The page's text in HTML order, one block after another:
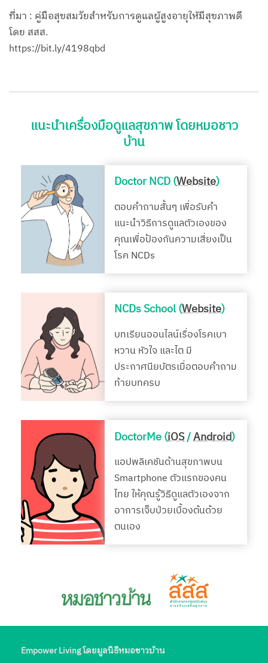
ที่มา : คู่มือสุขสมวัยสำหรับการดูแลผู้สูงอายุให้มีสุขภาพดี
โดย สสส.
https://bit.ly/4198qbd
แนะนำเครื่องมือดูแลสุขภาพ โดยหมอชาว
บ้าน
Doctor NCD (Website)
ตอบคำถามสั้นๆ เพื่อรับคำ
แนะนำวิธีการดูแลตัวเองของ
คุณเพื่อป้องกันความเสี่ยงเป็น
โรค NCDs
NCDs School (Website)
บทเรียนออนไลน์เรื่องโรคเบา
หวาน หัวใจ และไต มี
ประกาศนียบัตรเมื่อตอบคำถาม
ท้ายบทครบ
DoctorMe (iOS/Android)
แอปพลิเคชันด้านสุขภาพบน
Smartphone ตัวแรกของคน
ไทย ให้คุณรู้วิธีดูแลตัวเองจาก
อาการเจ็บป่วยเบื้องต้นด้วย
ตนเอง
Empower Living โดยมูลนิธิหมอชาวบ้าน